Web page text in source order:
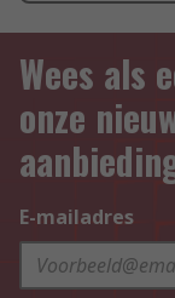
Wees als
onze
E-mailadres